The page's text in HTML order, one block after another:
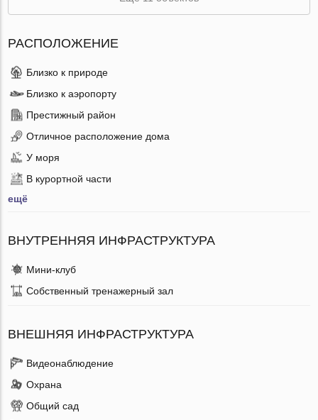
РАСПОЛОЖЕНИЕ
Близко к природе
Близко к аэропорту
Престижный район
Отличное расположение дома
У моря
В курортной части
ещё
ВНУТРЕННЯЯ ИНФРАСТРУКТУРА
Мини-клуб
Собственный тренажерный зал
ВНЕШНЯЯ ИНФРАСТРУКТУРА
Видеонаблюдение
Охрана
Общий сад